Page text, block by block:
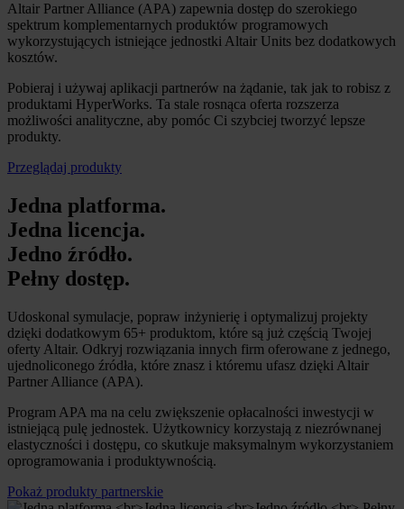
Altair Partner Alliance (APA) zapewnia dostęp do szerokiego
spektrum komplementarnych produktów programowych
wykorzystujących istniejące jednostki Altair Units bez dodatkowych
kosztów.
Pobieraj i używaj aplikacji partnerów na żądanie, tak jak to robisz z
produktami HyperWorks. Ta stale rosnąca oferta rozszerza
możliwości analityczne, aby pomóc Ci szybciej tworzyć lepsze
produkty.
Przeglądaj produkty
Jedna platforma.
Jedna licencja.
Jedno źródło.
Pełny dostęp.
Udoskonal symulacje, popraw inżynierię i optymalizuj projekty
dzięki dodatkowym 65+ produktom, które są już częścią Twojej
oferty Altair. Odkryj rozwiązania innych firm oferowane z jednego,
ujednoliconego źródła, które znasz i któremu ufasz dzięki Altair
Partner Alliance (APA).
Program APA ma na celu zwiększenie opłacalności inwestycji w
istniejącą pulę jednostek. Użytkownicy korzystają z niezrównanej
elastyczności i dostępu, co skutkuje maksymalnym wykorzystaniem
oprogramowania i produktywnością.
Pokaż produkty partnerskie